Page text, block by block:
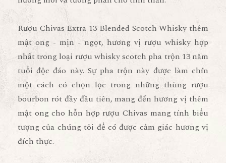
Rượu Chivas Extra 13 Blended Scotch Whisky thêm
mật ong - mịn - ngọt, hương vị rượu whisky hợp
nhất trong loại rượu whisky scotch pha trộn 13 năm
tuổi độc đáo này. Sự pha trộn này được làm chín
một cách có chọn lọc trong những thùng rượu
bourbon rót đầy đầu tiên, mang đến hương vị thêm
mật ong cho hỗn hợp rượu Chivas mang tính biểu
tượng của chúng tôi để có được cảm giác hương vị
đích thực.